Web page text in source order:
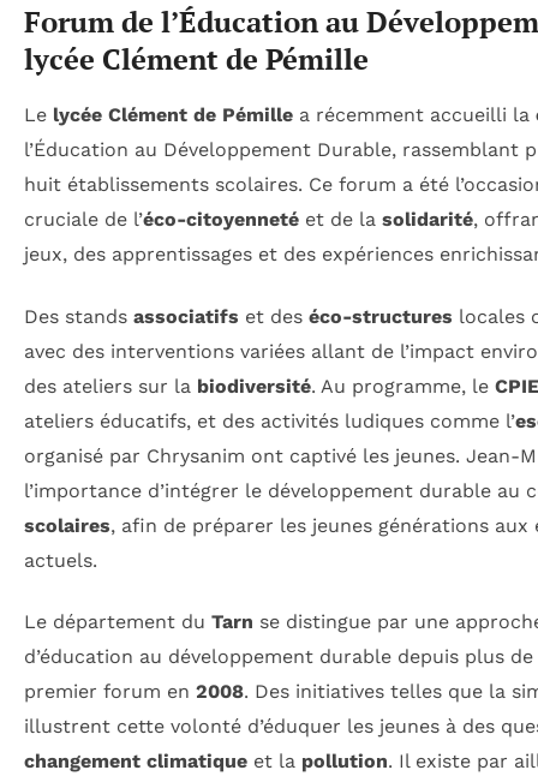
Forum de l’Éducation au
lycée Clément de Pémille
Le lycée Clément de Pémille a récemment accueilli la
l’Éducation au Développement Durable, rassemblant
huit établissements scolaires. Ce forum a été
cruciale de l’éco-citoyenneté et de la solidarité,
jeux, des apprentissages et des expériences
Des stands associatifs et des éco-structures locales
avec des interventions variées allant de l’impact
des ateliers sur la biodiversité. Au programme, le CPIE
ateliers éducatifs, et des activités ludiques comme l’
organisé par Chrysanim ont captivé les jeunes. Jean-
l’importance d’intégrer le développement durable
scolaires, afin de préparer les jeunes générations
actuels.
Le département du Tarn se distingue par une
d’éducation au développement durable depuis plus de
premier forum en 2008. Des initiatives telles que la
illustrent cette volonté d’éduquer les jeunes à des
changement climatique et la pollution. Il existe par